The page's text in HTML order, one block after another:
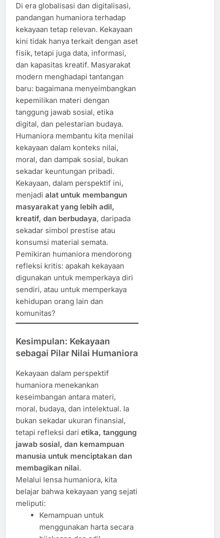
Di era globalisasi dan digitalisasi,
pandangan humaniora terhadap
kekayaan tetap relevan. Kekayaan
kini tidak hanya terkait dengan aset
fisik, tetapi juga data, informasi,
dan kapasitas kreatif. Masyarakat
modern menghadapi tantangan
baru: bagaimana menyeimbangkan
kepemilikan materi dengan
tanggung jawab sosial, etika
digital, dan pelestarian budaya.
Humaniora membantu kita menilai
kekayaan dalam konteks nilai,
moral, dan dampak sosial, bukan
sekadar keuntungan pribadi.
Kekayaan, dalam perspektif ini,
menjadi alat untuk membangun
masyarakat yang lebih adil,
kreatif, dan berbudaya, daripada
sekadar simbol prestise atau
konsumsi material semata.
Pemikiran humaniora mendorong
refleksi kritis: apakah kekayaan
digunakan untuk memperkaya diri
sendiri, atau untuk memperkaya
kehidupan orang lain dan
komunitas?
Kesimpulan: Kekayaan
sebagai Pilar Nilai Humaniora
Kekayaan dalam perspektif
humaniora menekankan
keseimbangan antara materi,
moral, budaya, dan intelektual. Ia
bukan sekadar ukuran finansial,
tetapi refleksi dari etika, tanggung
jawab sosial, dan kemampuan
manusia untuk menciptakan dan
membagikan nilai.
Melalui lensa humaniora, kita
belajar bahwa kekayaan yang sejati
meliputi:
Kemampuan untuk
menggunakan harta secara